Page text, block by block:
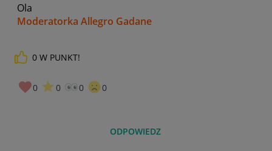
Ola
Moderatorka Allegro Gadane
0 W PUNKT!
0 0 0 0
ODPOWIEDZ